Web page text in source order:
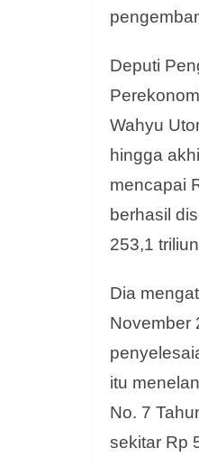
Deputi
Wahyu
hingga
mencapai
berhasil
253,1
Dia
November
itu
No. 7
sekitar Rp